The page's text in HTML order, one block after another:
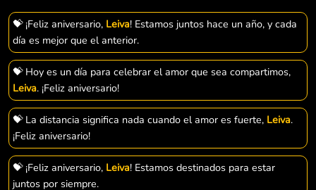
💝 ¡Feliz aniversario, Leiva! Estamos juntos hace un año, y cada
día es mejor que el anterior.
💝 Hoy es un día para celebrar el amor que sea compartimos,
Leiva. ¡Feliz aniversario!
💝 La distancia significa nada cuando el amor es fuerte, Leiva.
¡Feliz aniversario!
💝 ¡Feliz aniversario, Leiva! Estamos destinados para estar
juntos por siempre.